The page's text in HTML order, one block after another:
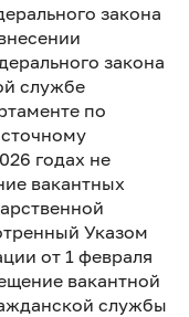
закона
закона
службе
по
годах не
вакантных
Указом
от 1 февраля
вакантной
службы